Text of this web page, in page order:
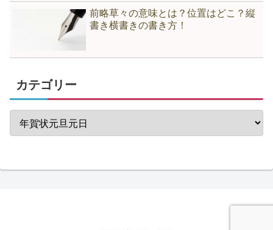
前略草々の意味とは？位置はどこ？縦
書き横書きの書き方！
カテゴリー